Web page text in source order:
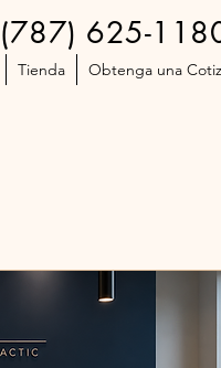
(787) 625-
Tienda Obtenga una